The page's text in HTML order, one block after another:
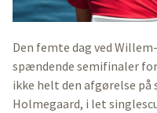
Den femte dag ved
spændende semifinaler
ikke helt den afgørelse på
Holmegaard, i let